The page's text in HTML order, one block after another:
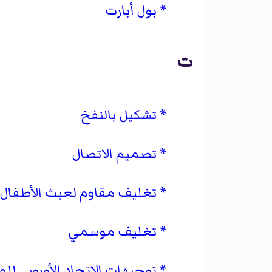
بول أبارت
ت
تشكيل بالنفخ
تصميم الاتصال
تغليف مقاوم لعبث الأطفال
تغليف موسمي